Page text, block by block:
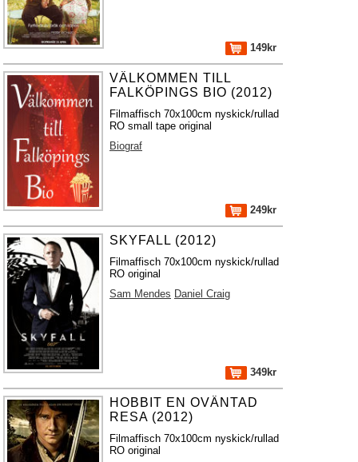
149kr
VÄLKOMMEN TILL
FALKÖPINGS BIO (2012)
Filmaffisch 70x100cm nyskick/rullad
RO small tape original
Biograf
249kr
SKYFALL (2012)
Filmaffisch 70x100cm nyskick/rullad
RO original
Sam Mendes Daniel Craig
349kr
HOBBIT EN OVÄNTAD
RESA (2012)
Filmaffisch 70x100cm nyskick/rullad
RO original